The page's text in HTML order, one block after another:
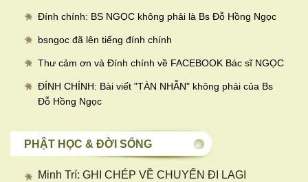
Đính chính: BS NGỌC không phải là Bs Đỗ Hồng Ngọc
bsngoc đã lên tiếng đính chính
Thư cảm ơn và Đính chính về FACEBOOK Bác sĩ NGỌC
ĐÍNH CHÍNH: Bài viết "TÀN NHẪN" không phải của Bs
Đỗ Hồng Ngọc
PHẬT HỌC & ĐỜI SỐNG
Minh Trí: GHI CHÉP VỀ CHUYẾN ĐI LAGI